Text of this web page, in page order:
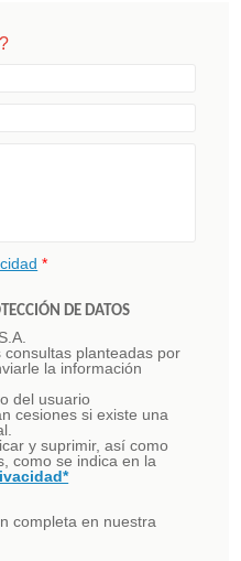
*
DE DATOS
consultas planteadas por
la información
del usuario
cesiones si existe una
y suprimir, así como
como se indica en la
completa en nuestra